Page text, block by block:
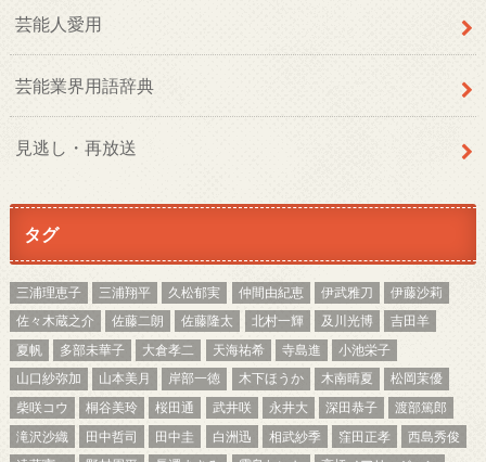
芸能人愛用
芸能業界用語辞典
見逃し・再放送
タグ
三浦理恵子 三浦翔平 久松郁実 仲間由紀恵 伊武雅刀
伊藤沙莉
佐々木蔵之介
佐藤二朗 佐藤隆太 北村一輝 及川光博
吉田羊
夏帆
多部未華子 大倉孝二 天海祐希 寺島進
小池栄子
山口紗弥加
山本美月 岸部一徳 木下ほうか 木南晴夏
松岡茉優
柴咲コウ
桐谷美玲 桜田通 武井咲 永井大 深田恭子
渡部篤郎
滝沢沙織
田中哲司 田中圭 白洲迅 相武紗季 窪田正孝
西島秀俊